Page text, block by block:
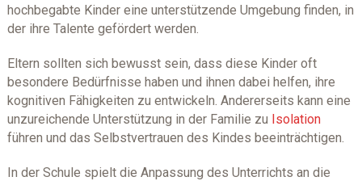
hochbegabte Kinder eine unterstützende Umgebung finden, in
der ihre Talente gefördert werden.
Eltern sollten sich bewusst sein, dass diese Kinder oft
besondere Bedürfnisse haben und ihnen dabei helfen, ihre
kognitiven Fähigkeiten zu entwickeln. Andererseits kann eine
unzureichende Unterstützung in der Familie zu Isolation
führen und das Selbstvertrauen des Kindes beeinträchtigen.
In der Schule spielt die Anpassung des Unterrichts an die